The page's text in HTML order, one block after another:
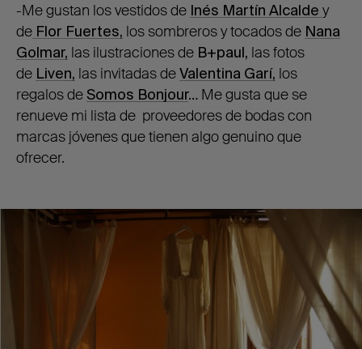
-Me gustan los vestidos de Inés Martín Alcalde y
de Flor Fuertes, los sombreros y tocados de Nana
Golmar, las ilustraciones de B+paul, las fotos
de Liven, las invitadas deValentina Garí, los
regalos deSomos Bonjour… Me gusta que se
renueve mi lista de proveedores de bodas con
marcas jóvenes que tienen algo genuino que
ofrecer.